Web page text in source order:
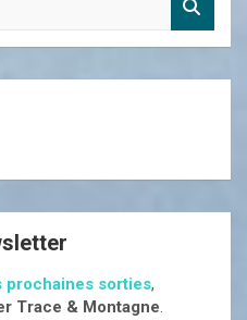
prochaines sorties,
Trace & Montagne.